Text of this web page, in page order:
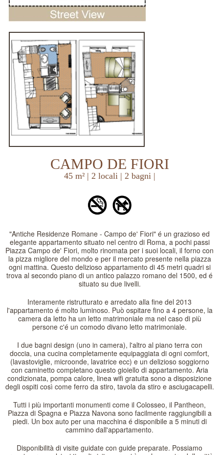
CAMPO DE FIORI
45 m² | 2 locali | 2 bagni |
"Antiche Residenze Romane - Campo de' Fiori" é un grazioso ed
elegante appartamento situato nel centro di Roma, a pochi passi
Piazza Campo de' Fiori, molto rinomata per i suoi locali, il forno con
la pizza migliore del mondo e per il mercato presente nella piazza
ogni mattina. Questo delizioso appartamento di 45 metri quadri si
trova al secondo piano di un antico palazzo romano del 1500, ed é
situato su due livelli.
Interamente ristrutturato e arredato alla fine del 2013
l'appartamento é molto luminoso. Può ospitare fino a 4 persone, la
camera da letto ha un letto matrimoniale ma nel caso di più
persone c'é un comodo divano letto matrimoniale.
I due bagni design (uno in camera), l'altro al piano terra con
doccia, una cucina completamente equipaggiata di ogni comfort,
(lavastoviglie, microonde, lavatrice ecc) e un delizioso soggiorno
con caminetto completano questo gioiello di appartamento. Aria
condizionata, pompa calore, linea wifi gratuita sono a disposizione
degli ospiti così come ferro da stiro, tavola da stiro e asciugacapelli.
Tutti i più importanti monumenti come il Colosseo, il Pantheon,
Piazza di Spagna e Piazza Navona sono facilmente raggiungibili a
piedi. Un box auto per una macchina é disponibile a 5 minuti di
cammino dall'appartamento.
Disponibilità di visite guidate con guide preparate. Possiamo